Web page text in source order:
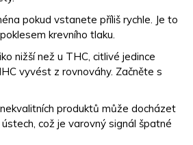
pokud vstanete příliš rychle. Je to
krevního tlaku.
nižší než u THC, citlivé jedince
vyvést z rovnováhy. Začněte s
produktů může docházet
což je varovný signál špatné